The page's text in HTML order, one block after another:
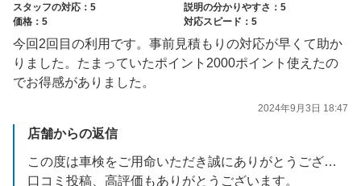
スタッフの対応：5
説明の分かりやすさ：5
価格：5
対応スピード：5
今回2回目の利用です。事前見積もりの対応が早くて助か
りました。たまっていたポイント2000ポイント使えたの
でお得感がありました。
2024年9月3日 18:47
店舗からの返信
この度は車検をご用命いただき誠にありがとうございます。
口コミ投稿、高評価もありがとうございます。